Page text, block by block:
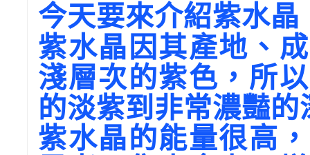
今天要來介紹紫水晶
紫水晶因其產地、
淺層次的紫色，所
的淡紫到非常濃豔的
紫水晶的能量很高